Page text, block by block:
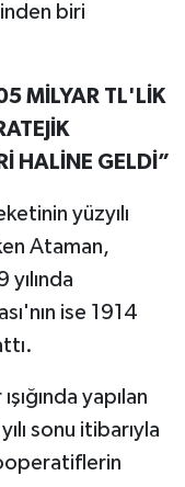
biri
MİLYAR TL'LİK
HALİNE GELDİ”
yüzyılı
Ataman,
ise 1914
yapılan
sonu itibarıyla